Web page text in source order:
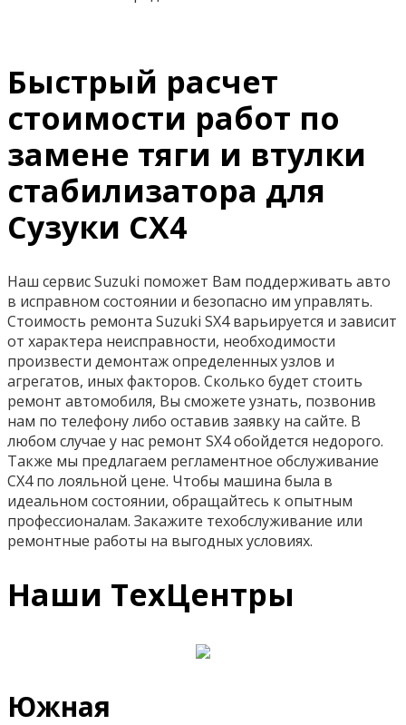
Быстрый расчет
стоимости работ по
замене тяги и втулки
стабилизатора для
Сузуки СХ4
Наш сервис Suzuki поможет Вам поддерживать авто
в исправном состоянии и безопасно им управлять.
Стоимость ремонта Suzuki SX4 варьируется и зависит
от характера неисправности, необходимости
произвести демонтаж определенных узлов и
агрегатов, иных факторов. Сколько будет стоить
ремонт автомобиля, Вы сможете узнать, позвонив
нам по телефону либо оставив заявку на сайте. В
любом случае у нас ремонт SX4 обойдется недорого.
Также мы предлагаем регламентное обслуживание
СХ4 по лояльной цене. Чтобы машина была в
идеальном состоянии, обращайтесь к опытным
профессионалам. Закажите техобслуживание или
ремонтные работы на выгодных условиях.
Наши ТехЦентры
Южная